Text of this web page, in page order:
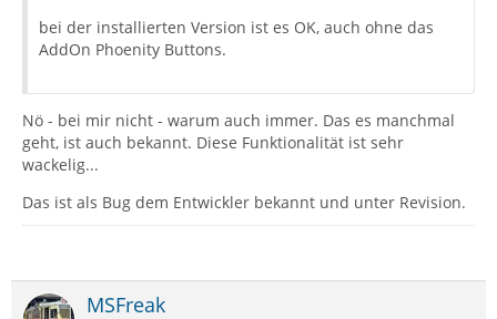
bei der installierten Version ist es OK, auch ohne das
AddOn Phoenity Buttons.
Nö - bei mir nicht - warum auch immer. Das es manchmal
geht, ist auch bekannt. Diese Funktionalität ist sehr
wackelig...
Das ist als Bug dem Entwickler bekannt und unter Revision.
MSFreak